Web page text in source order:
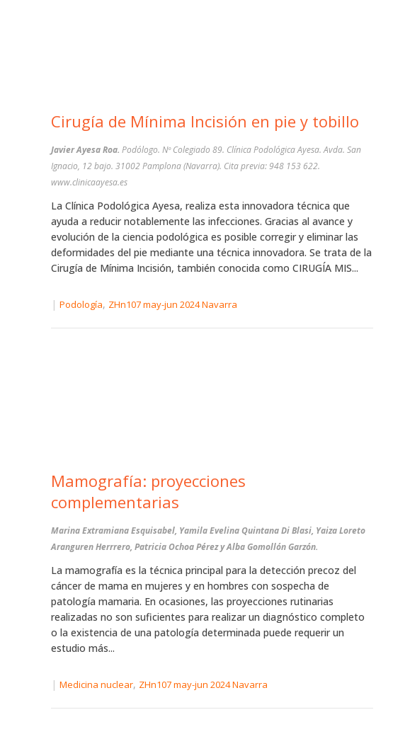
Cirugía de Mínima Incisión en pie y tobillo
Javier Ayesa Roa. Podólogo. Nº Colegiado 89. Clínica Podológica Ayesa. Avda. San
Ignacio, 12 bajo. 31002 Pamplona (Navarra). Cita previa: 948 153 622.
www.clinicaayesa.es
La Clínica Podológica Ayesa, realiza esta innovadora técnica que
ayuda a reducir notablemente las infecciones. Gracias al avance y
evolución de la ciencia podológica es posible corregir y eliminar las
deformidades del pie mediante una técnica innovadora. Se trata de la
Cirugía de Mínima Incisión, también conocida como CIRUGÍA MIS...
| Podología, ZHn107 may-jun 2024 Navarra
Mamografía: proyecciones
complementarias
Marina Extramiana Esquisabel, Yamila Evelina Quintana Di Blasi, Yaiza Loreto
Aranguren Herrrero, Patricia Ochoa Pérez y Alba Gomollón Garzón.
La mamografía es la técnica principal para la detección precoz del
cáncer de mama en mujeres y en hombres con sospecha de
patología mamaria. En ocasiones, las proyecciones rutinarias
realizadas no son suficientes para realizar un diagnóstico completo
o la existencia de una patología determinada puede requerir un
estudio más...
| Medicina nuclear, ZHn107 may-jun 2024 Navarra